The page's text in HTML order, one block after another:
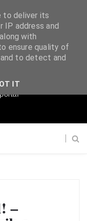
–
to deliver its
IP address and
with
ensure quality of
to detect and
IT